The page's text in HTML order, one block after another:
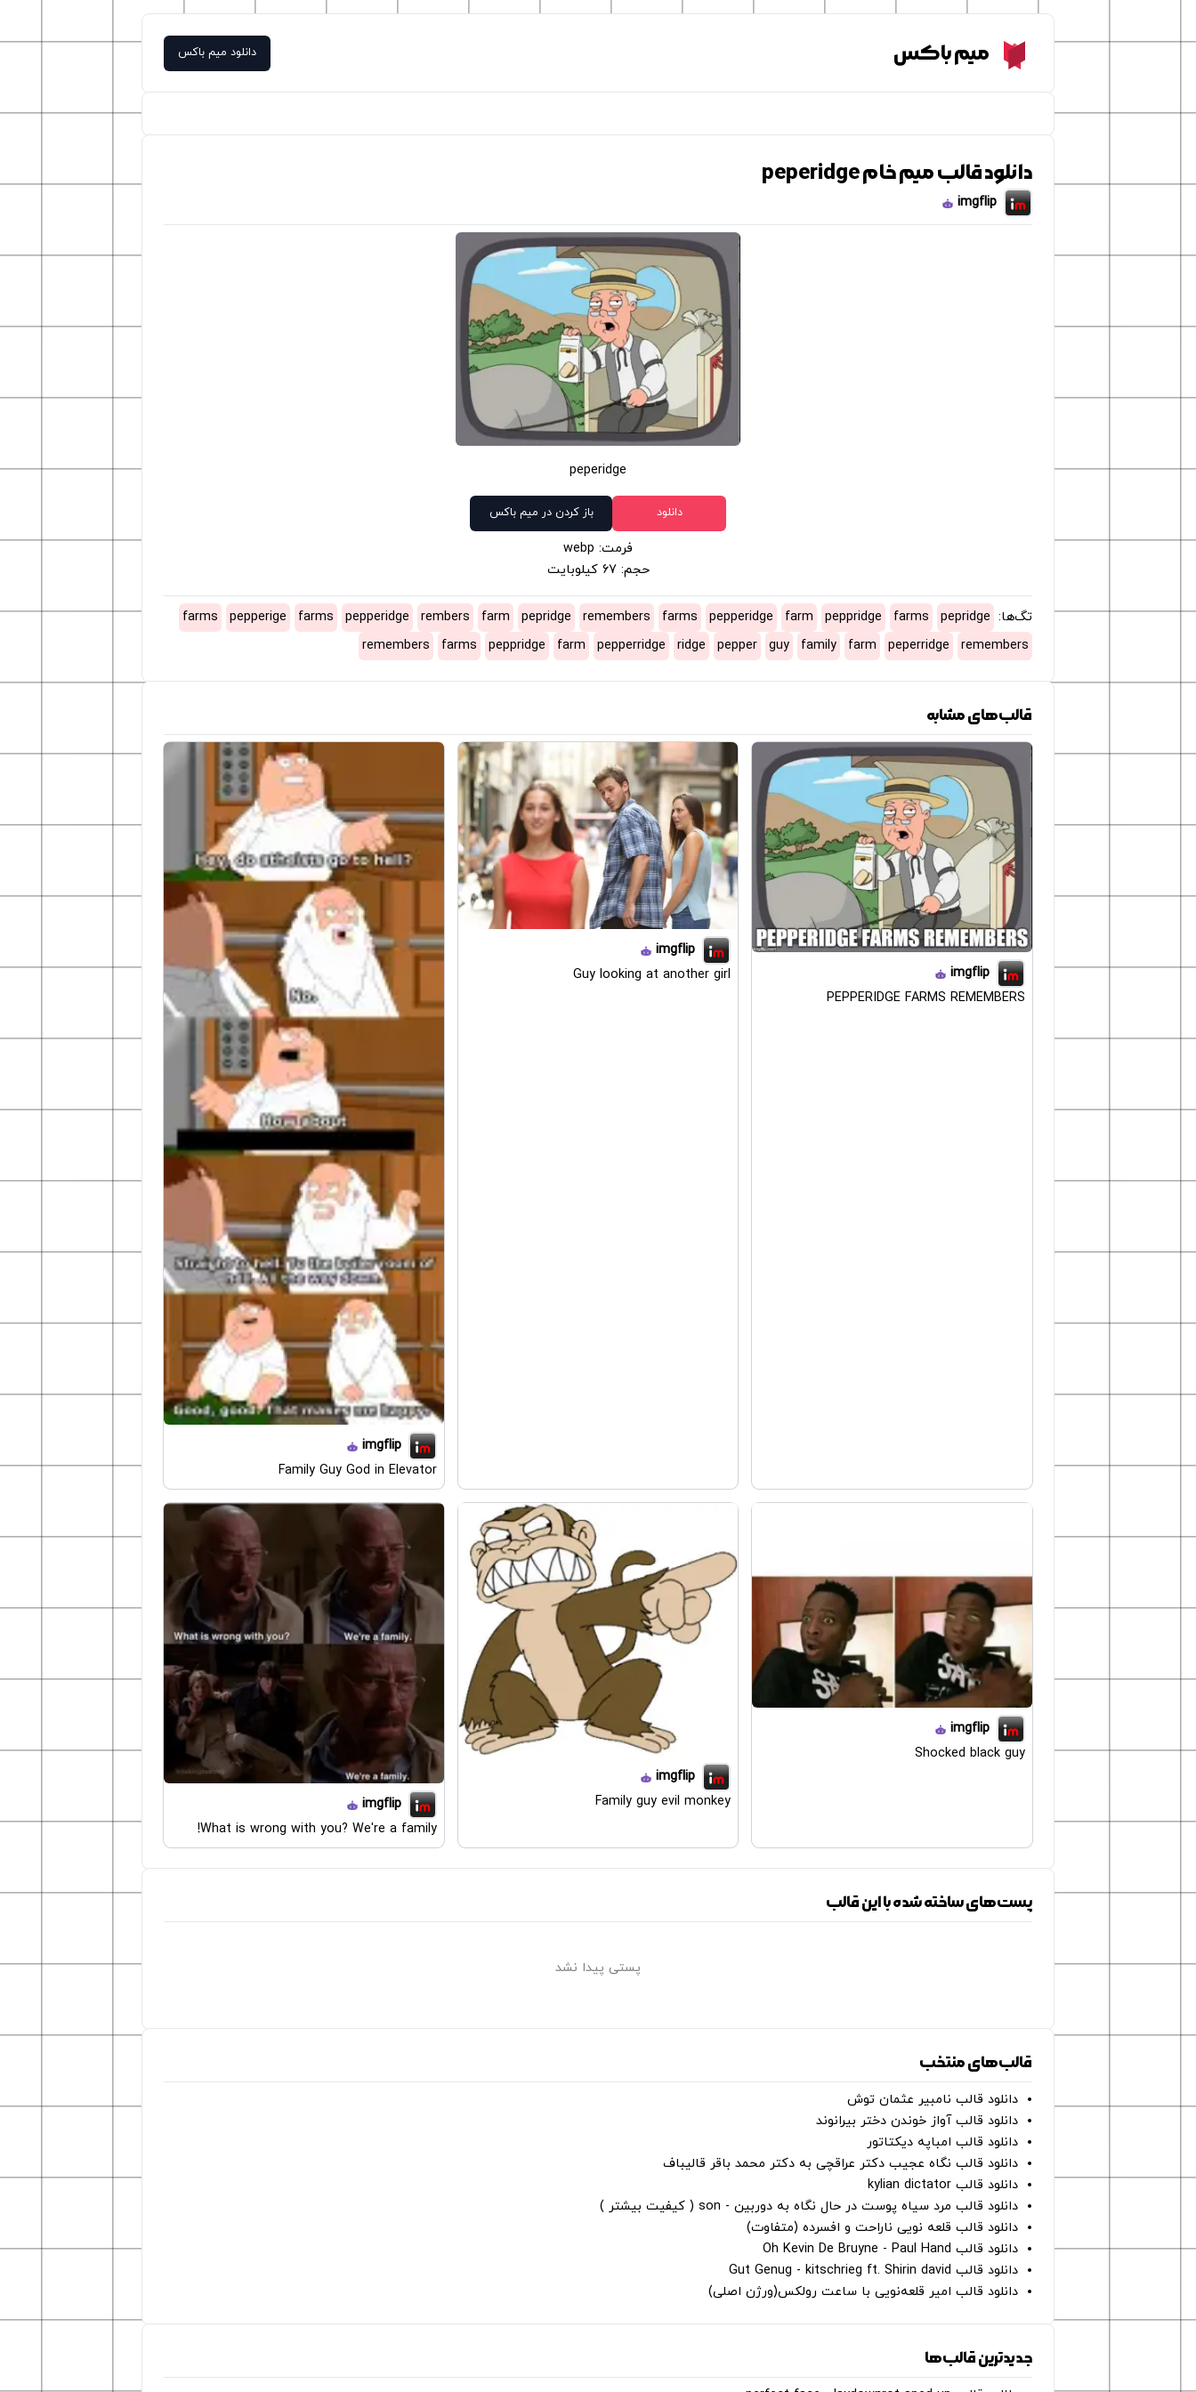
Meme Boxمیم باکس دانلود میم باکس
دانلود قالب میم خام peperidge
imgflip
peperidge
دانلود باز کردن در میم باکس
فرمت: webp
حجم: 67 کیلوبایت
تگ‌ها: pepridge
farms
peppridge
farm
pepperidge
farms
remembers
pepridge
farm
rembers
pepperidge
farms
pepperige
farms
remembers
peperridge
farm
family
guy
pepper
ridge
pepperridge
farm
peppridge
farms
remembers
قالب‌های مشابه
imgflip
PEPPERIDGE FARMS REMEMBERS
imgflip
Guy looking at another girl
imgflip
Family Guy God in Elevator
imgflip
Shocked black guy
imgflip
Family guy evil monkey
imgflip
What is wrong with you? We're a family!
پست‌های ساخته شده با این قالب
پستی پیدا نشد
قالب‌های منتخب
دانلود قالب نامبیر عثمان ‌توش
دانلود قالب آواز خوندن دختر بیرانوند
دانلود قالب امباپه دیکتاتور
دانلود قالب نگاه عجیب دکتر عراقچی به دکتر محمد باقر قالیباف
دانلود قالب kylian dictator
دانلود قالب مرد سیاه پوست در حال نگاه به دوربین - son ( کیفیت بیشتر )
دانلود قالب قلعه نویی ناراحت و افسرده (متفاوت)
دانلود قالب Oh Kevin De Bruyne - Paul Hand
دانلود قالب Gut Genug - kitschrieg ft. Shirin david
دانلود قالب امیر قلعه‌نویی با ساعت رولکس(ورژن اصلی)
جدیدترین قالب‌ها